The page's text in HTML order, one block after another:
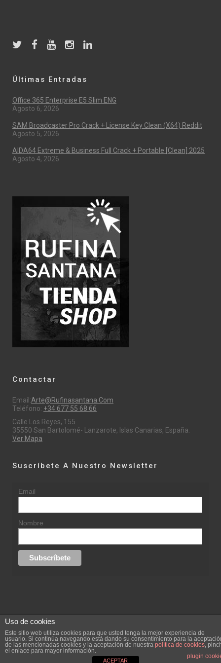
Últimas Entradas
Office 365 Enterprise E5 Slim ENG
Agosto 6, 2026
SAM Broadcaster Pro Crack + License Key Clean (x64) Reddit
Agosto 5, 2026
AIDA64 Extreme & Business Full Crack + Portable [Clean] 2025
Agosto 4, 2026
Contactar
Email:Arte@rufinasantana.com
Teléfono: +34 677 55 68 66
Calle Los Reyes, 155
35550 San Bartolomé- Lanzarote, Islas Canarias, España.
Ver Mapa
Suscríbete A Nuestro Newsletter
Email
Nombre
replica rolex datejust replica rolex day date
Creada por
Uso de cookies
Este sitio web utiliza cookies para que usted tenga la mejor experiencia de
usuario. Si continúa navegando está dando su consentimiento para la
de las mencionadas cookies y la aceptación de nuestra política de cookies,
el enlace para mayor información.
plugin
ACEPTAR